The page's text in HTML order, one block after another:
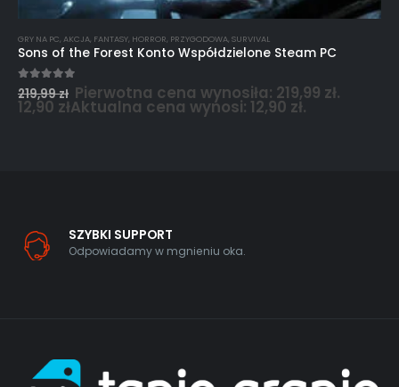
GRY NA PC, AKCJA, FANTASY, HORROR, PRZYGODOWA, SURVIVAL
Sons of the Forest Konto Współdzielone Steam PC
5.00out of 5
219,99zł Pierwotna cena wynosiła: 219,99 zł.
12,90 złAktualna cena wynosi: 12,90 zł.
SZYBKI SUPPORT
Odpowiadamy w mgnieniu oka.